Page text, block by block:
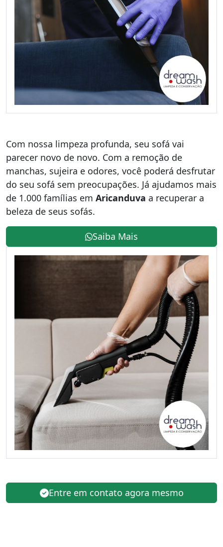
Com nossa limpeza profunda, seu sofá vai
parecer novo de novo. Com a remoção de
manchas, sujeira e odores, você poderá desfrutar
do seu sofá sem preocupações. Já ajudamos mais
de 1.000 famílias em Aricanduva a recuperar a
beleza de seus sofás.
Saiba Mais
Entre em contato agora mesmo